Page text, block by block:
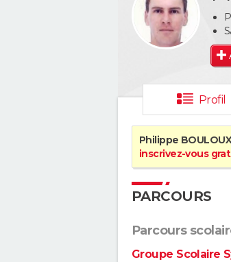
Profil
Philippe
inscrivez-vous
PARCOURS
Parcours
Groupe Scolaire